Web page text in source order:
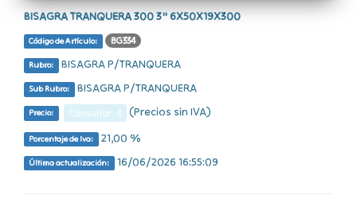
BISAGRA TRANQUERA 300 3" 6X50X19X300
Código de Artículo: BG334
Rubro: BISAGRA P/TRANQUERA
Sub Rubro: BISAGRA P/TRANQUERA
Precio: Consultar $ (Precios sin IVA)
Porcentaje de Iva: 21,00 %
Última actualización: 16/06/2026 16:55:09